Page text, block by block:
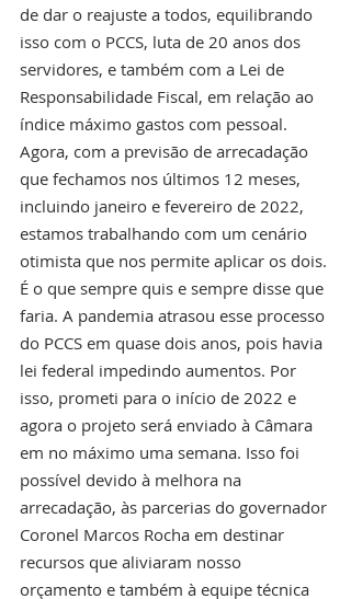
de dar o reajuste a todos, equilibrando
isso com o PCCS, luta de 20 anos dos
servidores, e também com a Lei de
Responsabilidade Fiscal, em relação ao
índice máximo gastos com pessoal.
Agora, com a previsão de arrecadação
que fechamos nos últimos 12 meses,
incluindo janeiro e fevereiro de 2022,
estamos trabalhando com um cenário
otimista que nos permite aplicar os dois.
É o que sempre quis e sempre disse que
faria. A pandemia atrasou esse processo
do PCCS em quase dois anos, pois havia
lei federal impedindo aumentos. Por
isso, prometi para o início de 2022 e
agora o projeto será enviado à Câmara
em no máximo uma semana. Isso foi
possível devido à melhora na
arrecadação, às parcerias do governador
Coronel Marcos Rocha em destinar
recursos que aliviaram nosso
orçamento e também à equipe técnica